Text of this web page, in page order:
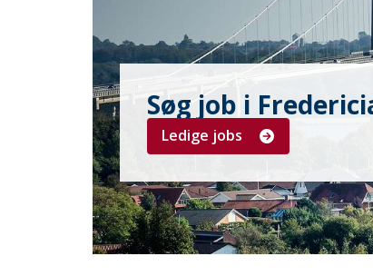
Søg job i
Ledige jobs